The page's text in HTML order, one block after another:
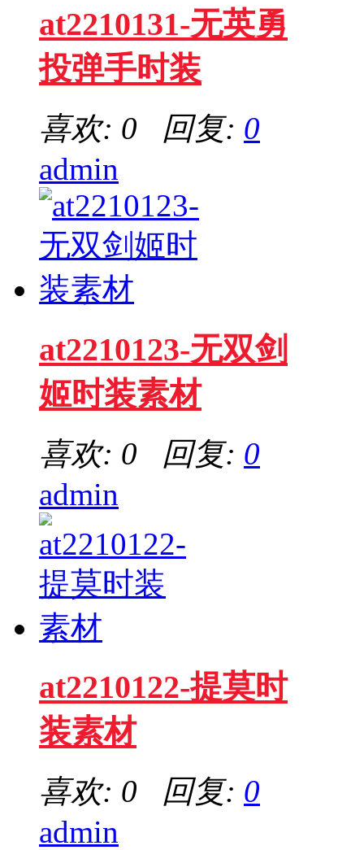
at2210131-无英勇
投弹手时装
喜欢: 0 回复: 0
admin
at2210123-无双剑
姬时装素材
喜欢: 0 回复: 0
admin
at2210122-提莫时
装素材
喜欢: 0 回复: 0
admin